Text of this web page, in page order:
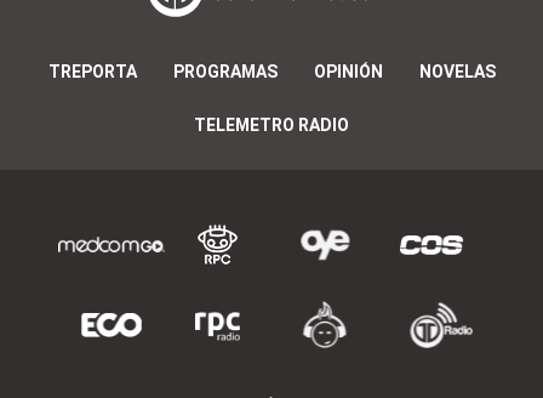
TREPORTA PROGRAMAS OPINIÓN NOVELAS
TELEMETRO RADIO